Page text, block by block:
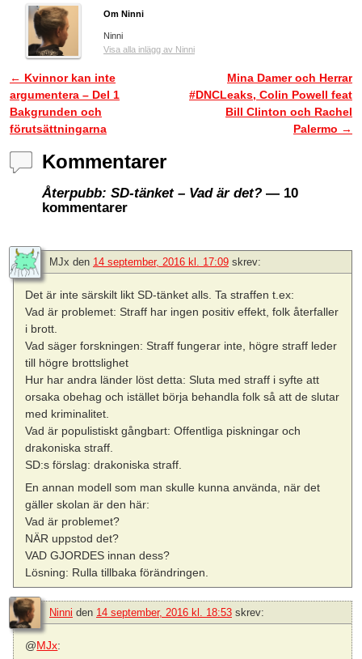
Om Ninni
Ninni
Visa alla inlägg av Ninni
Inläggsnavigering
← Kvinnor kan inte
argumentera – Del 1
Bakgrunden och
förutsättningarna
Mina Damer och Herrar
#DNCLeaks, Colin Powell feat
Bill Clinton och Rachel
Palermo →
Kommentarer
Återpubb: SD-tänket – Vad är det? — 10
kommentarer
MJx den 14 september, 2016 kl. 17:09 skrev:
Det är inte särskilt likt SD-tänket alls. Ta straffen t.ex:
Vad är problemet: Straff har ingen positiv effekt, folk återfaller
i brott.
Vad säger forskningen: Straff fungerar inte, högre straff leder
till högre brottslighet
Hur har andra länder löst detta: Sluta med straff i syfte att
orsaka obehag och istället börja behandla folk så att de slutar
med kriminalitet.
Vad är populistiskt gångbart: Offentliga piskningar och
drakoniska straff.
SD:s förslag: drakoniska straff.
En annan modell som man skulle kunna använda, när det
gäller skolan är den här:
Vad är problemet?
NÄR uppstod det?
VAD GJORDES innan dess?
Lösning: Rulla tillbaka förändringen.
Ninni den 14 september, 2016 kl. 18:53 skrev:
@MJx: